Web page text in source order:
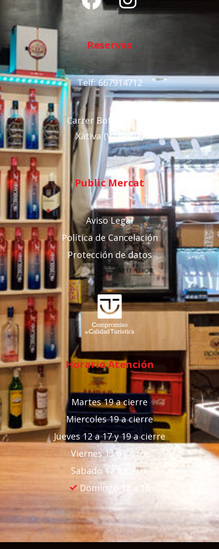
Reservas
Telf: 667914712
Carrer Botigues nº 3
Xàtiva (Valencia)
Public Mercat
Aviso Legal
Política de Cancelación
Protección de datos
Horario Atención
Martes 19 a cierre
Miercoles 19 a cierre
Jueves 12 a 17 y 19 a cierre
Viernes 13 a cierre
Sabado 12 a cierre
Domingo 12 a 18